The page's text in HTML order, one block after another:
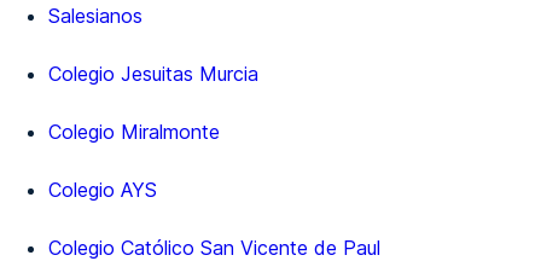
Salesianos
Colegio Jesuitas Murcia
Colegio Miralmonte
Colegio AYS
Colegio Católico San Vicente de Paul